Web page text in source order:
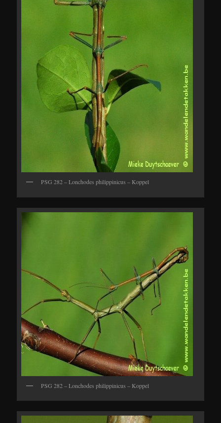
PSG 282 – Lonchodes philippinicus – Koppel
PSG 282 – Lonchodes philippinicus – Koppel